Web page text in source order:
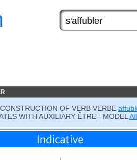
OF VERB VERBE
WITH AUXILIARY ÊTRE - MODEL